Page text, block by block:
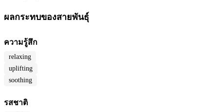
ผลกระทบของสายพันธุ์
ความรู้สึก
relaxing
uplifting
soothing
รสชาติ